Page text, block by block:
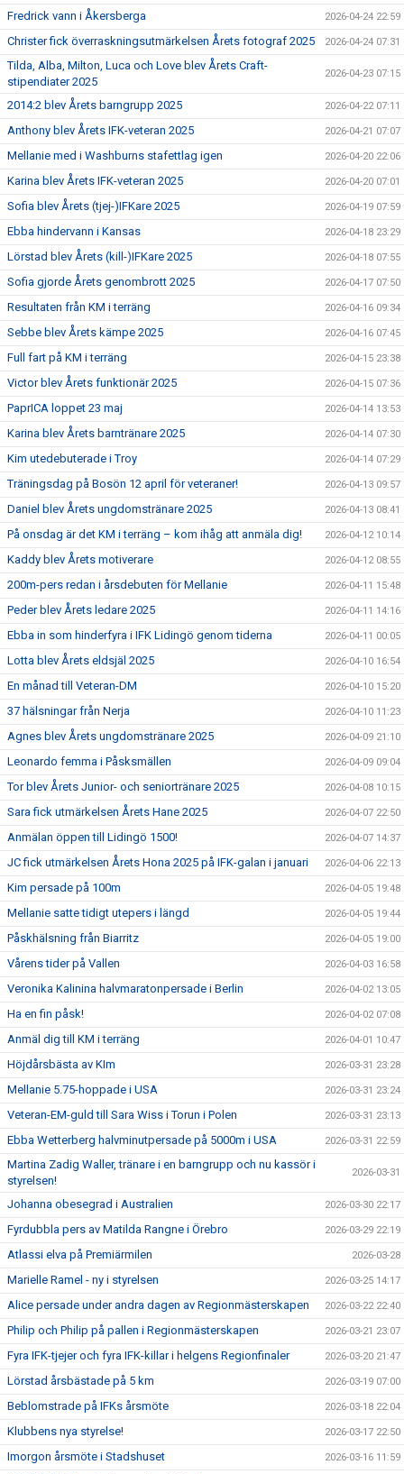
Fredrick vann i Åkersberga 2026-04-24 22:59
Christer fick överraskningsutmärkelsen Årets fotograf 2025 2026-04-24 07:31
Tilda, Alba, Milton, Luca och Love blev Årets Craft-
stipendiater 2025
2026-04-23 07:15
2014:2 blev Årets barngrupp 2025 2026-04-22 07:11
Anthony blev Årets IFK-veteran 2025 2026-04-21 07:07
Mellanie med i Washburns stafettlag igen 2026-04-20 22:06
Karina blev Årets IFK-veteran 2025 2026-04-20 07:01
Sofia blev Årets (tjej-)IFKare 2025 2026-04-19 07:59
Ebba hindervann i Kansas 2026-04-18 23:29
Lörstad blev Årets (kill-)IFKare 2025 2026-04-18 07:55
Sofia gjorde Årets genombrott 2025 2026-04-17 07:50
Resultaten från KM i terräng 2026-04-16 09:34
Sebbe blev Årets kämpe 2025 2026-04-16 07:45
Full fart på KM i terräng 2026-04-15 23:38
Victor blev Årets funktionär 2025 2026-04-15 07:36
PaprICA loppet 23 maj 2026-04-14 13:53
Karina blev Årets barntränare 2025 2026-04-14 07:30
Kim utedebuterade i Troy 2026-04-14 07:29
Träningsdag på Bosön 12 april för veteraner! 2026-04-13 09:57
Daniel blev Årets ungdomstränare 2025 2026-04-13 08:41
På onsdag är det KM i terräng – kom ihåg att anmäla dig! 2026-04-12 10:14
Kaddy blev Årets motiverare 2026-04-12 08:55
200m-pers redan i årsdebuten för Mellanie 2026-04-11 15:48
Peder blev Årets ledare 2025 2026-04-11 14:16
Ebba in som hinderfyra i IFK Lidingö genom tiderna 2026-04-11 00:05
Lotta blev Årets eldsjäl 2025 2026-04-10 16:54
En månad till Veteran-DM 2026-04-10 15:20
37 hälsningar från Nerja 2026-04-10 11:23
Agnes blev Årets ungdomstränare 2025 2026-04-09 21:10
Leonardo femma i Påsksmällen 2026-04-09 09:04
Tor blev Årets Junior- och seniortränare 2025 2026-04-08 10:15
Sara fick utmärkelsen Årets Hane 2025 2026-04-07 22:50
Anmälan öppen till Lidingö 1500! 2026-04-07 14:37
JC fick utmärkelsen Årets Hona 2025 på IFK-galan i januari 2026-04-06 22:13
Kim persade på 100m 2026-04-05 19:48
Mellanie satte tidigt utepers i längd 2026-04-05 19:44
Påskhälsning från Biarritz 2026-04-05 19:00
Vårens tider på Vallen 2026-04-03 16:58
Veronika Kalinina halvmaratonpersade i Berlin 2026-04-02 13:05
Ha en fin påsk! 2026-04-02 07:08
Anmäl dig till KM i terräng 2026-04-01 10:47
Höjdårsbästa av KIm 2026-03-31 23:28
Mellanie 5.75-hoppade i USA 2026-03-31 23:24
Veteran-EM-guld till Sara Wiss i Torun i Polen 2026-03-31 23:13
Ebba Wetterberg halvminutpersade på 5000m i USA 2026-03-31 22:59
Martina Zadig Waller, tränare i en barngrupp och nu kassör i
styrelsen!
2026-03-31
Johanna obesegrad i Australien 2026-03-30 22:17
Fyrdubbla pers av Matilda Rangne i Örebro 2026-03-29 22:19
Atlassi elva på Premiärmilen 2026-03-28
Marielle Ramel - ny i styrelsen 2026-03-25 14:17
Alice persade under andra dagen av Regionmästerskapen 2026-03-22 22:40
Philip och Philip på pallen i Regionmästerskapen 2026-03-21 23:07
Fyra IFK-tjejer och fyra IFK-killar i helgens Regionfinaler 2026-03-20 21:47
Lörstad årsbästade på 5 km 2026-03-19 07:00
Beblomstrade på IFKs årsmöte 2026-03-18 22:04
Klubbens nya styrelse! 2026-03-17 22:50
Imorgon årsmöte i Stadshuset 2026-03-16 11:59